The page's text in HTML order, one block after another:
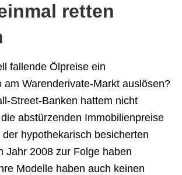
retten
fallende Ölpreise ein
am Warenderivate-Markt auslösen?
Street-Banken hattem nicht
abstürzenden Immobilienpreise
hypothekarisch besicherten
Jahr 2008 zur Folge haben
Modelle haben auch keinen